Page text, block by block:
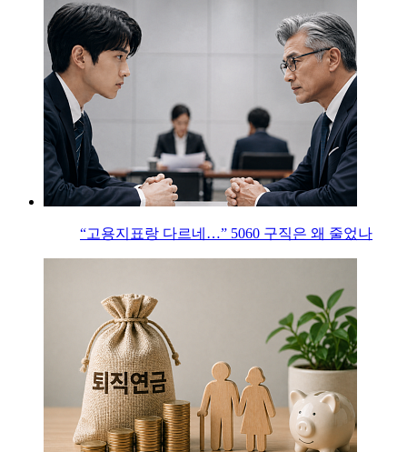
“고용지표랑 다르네…” 5060 구직은 왜 줄었나